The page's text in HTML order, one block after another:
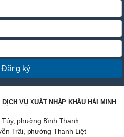
Đăng ký
VỤ XUẤT NHẬP KHẨU HẢI MINH
phường Bình Thạnh
Trãi, phường Thanh Liệt